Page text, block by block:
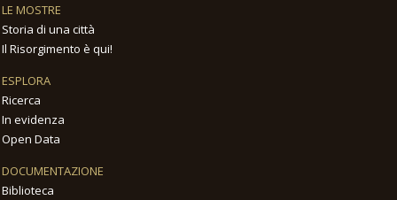
LE MOSTRE
Storia di una città
Il Risorgimento è qui!
ESPLORA
Ricerca
In evidenza
Open Data
DOCUMENTAZIONE
Biblioteca